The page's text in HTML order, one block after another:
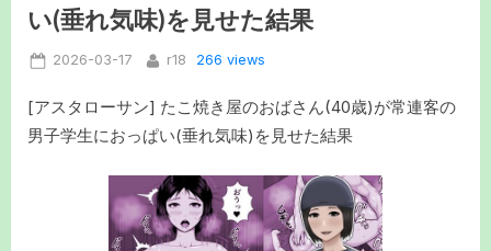
い(垂れ気味)を見せた結果
Posted
2026-03-17 By
r18 266 views
[アスタローサン] たこ焼き屋のおばさん(40歳)が常連客の
男子学生におっぱい(垂れ気味)を見せた結果